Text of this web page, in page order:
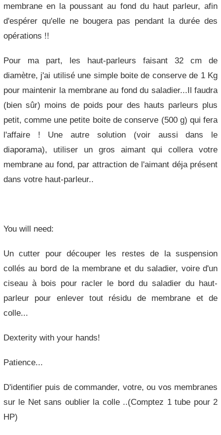
membrane en la poussant au fond du haut parleur, afin
d'espérer qu'elle ne bougera pas pendant la durée des
opérations !!
Pour ma part, les haut-parleurs faisant 32 cm de
diamètre, j'ai utilisé une simple boite de conserve de 1 Kg
pour maintenir la membrane au fond du saladier...Il faudra
(bien sûr) moins de poids pour des hauts parleurs plus
petit, comme une petite boite de conserve (500 g) qui fera
l'affaire ! Une autre solution (voir aussi dans le
diaporama), utiliser un gros aimant qui collera votre
membrane au fond, par attraction de l'aimant déja présent
dans votre haut-parleur..
You will need:
Un cutter pour découper les restes de la suspension
collés au bord de la membrane et du saladier, voire d'un
ciseau à bois pour racler le bord du saladier du haut-
parleur pour enlever tout résidu de membrane et de
colle...
Dexterity with your hands!
Patience...
D'identifier puis de commander, votre, ou vos membranes
sur le Net sans oublier la colle ..(Comptez 1 tube pour 2
HP)